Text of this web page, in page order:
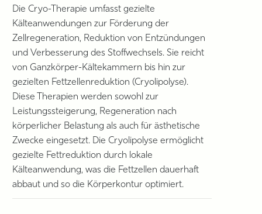
Die Cryo-Therapie umfasst gezielte
Kälteanwendungen zur Förderung der
Zellregeneration, Reduktion von Entzündungen
und Verbesserung des Stoffwechsels. Sie reicht
von Ganzkörper-Kältekammern bis hin zur
gezielten Fettzellenreduktion (Cryolipolyse).
Diese Therapien werden sowohl zur
Leistungssteigerung, Regeneration nach
körperlicher Belastung als auch für ästhetische
Zwecke eingesetzt. Die Cryolipolyse ermöglicht
gezielte Fettreduktion durch lokale
Kälteanwendung, was die Fettzellen dauerhaft
abbaut und so die Körperkontur optimiert.